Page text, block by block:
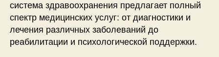
система здравоохранения предлагает полный
спектр медицинских услуг: от диагностики и
лечения различных заболеваний до
реабилитации и психологической поддержки.